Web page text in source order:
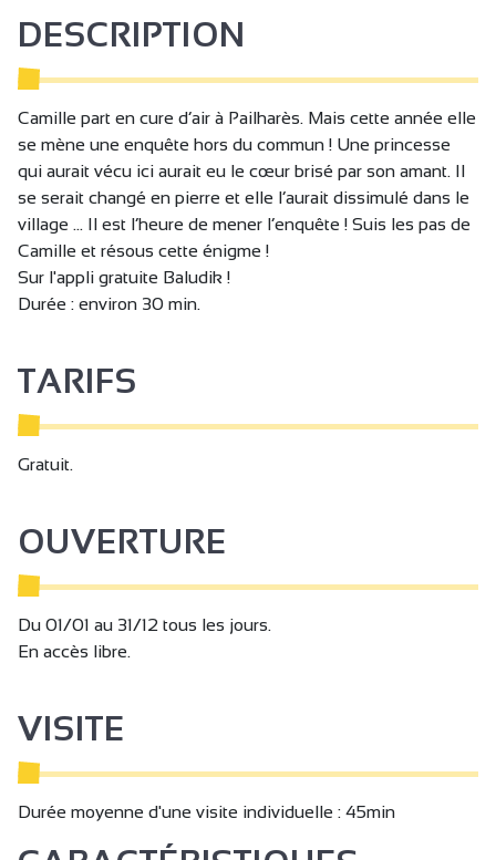
DESCRIPTION
Camille part en cure d’air à Pailharès. Mais cette année elle
se mène une enquête hors du commun ! Une princesse
qui aurait vécu ici aurait eu le cœur brisé par son amant. Il
se serait changé en pierre et elle l’aurait dissimulé dans le
village ... Il est l’heure de mener l’enquête ! Suis les pas de
Camille et résous cette énigme !
Sur l'appli gratuite Baludik !
Durée : environ 30 min.
TARIFS
Gratuit.
OUVERTURE
Du 01/01 au 31/12 tous les jours.
En accès libre.
VISITE
Durée moyenne d'une visite individuelle : 45min